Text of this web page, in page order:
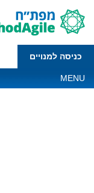
כניסה למנויים
MENU